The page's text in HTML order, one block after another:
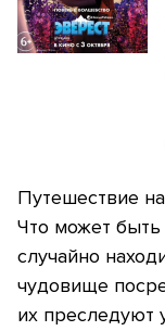
Путешествие
Что может быть
случайно
чудовище
их преследуют